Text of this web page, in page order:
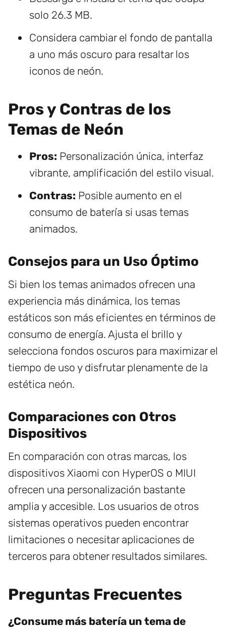
solo 26.3 MB.
Considera cambiar el fondo de pantalla
a uno más oscuro para resaltar los
iconos de neón.
Pros y Contras de los
Temas de Neón
Pros: Personalización única, interfaz
vibrante, amplificación del estilo visual.
Contras: Posible aumento en el
consumo de batería si usas temas
animados.
Consejos para un Uso Óptimo
Si bien los temas animados ofrecen una
experiencia más dinámica, los temas
estáticos son más eficientes en términos de
consumo de energía. Ajusta el brillo y
selecciona fondos oscuros para maximizar el
tiempo de uso y disfrutar plenamente de la
estética neón.
Comparaciones con Otros
Dispositivos
En comparación con otras marcas, los
dispositivos Xiaomi con HyperOS o MIUI
ofrecen una personalización bastante
amplia y accesible. Los usuarios de otros
sistemas operativos pueden encontrar
limitaciones o necesitar aplicaciones de
terceros para obtener resultados similares.
Preguntas Frecuentes
¿Consume más batería un tema de